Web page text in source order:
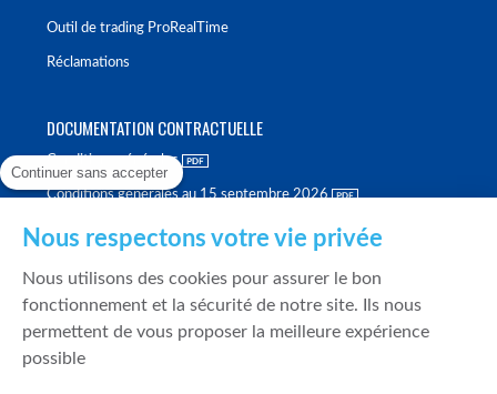
Outil de trading ProRealTime
Réclamations
DOCUMENTATION CONTRACTUELLE
Conditions générales
Conditions générales au 15 septembre 2026
Politique de meilleure sélection
Politique de durabilité
Fonds de garantie des dépôts et de résolution
Continuer sans accepter
Nous respectons votre vie privée
Nous utilisons des cookies pour assurer le bon
fonctionnement et la sécurité de notre site. Ils nous
permettent de vous proposer la meilleure expérience
possible